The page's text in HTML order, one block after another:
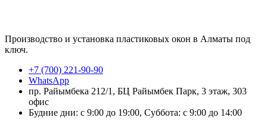
Производство и установка пластиковых окон в Алматы под
ключ.
+7 (700) 221-90-90
WhatsApp
пр. Райымбека 212/1, БЦ Райымбек Парк, 3 этаж, 303
офис
Будние дни: с 9:00 до 19:00, Суббота: с 9:00 до 14:00